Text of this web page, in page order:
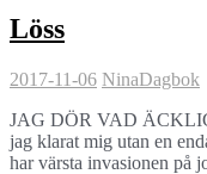
Löss
2017-11-06 NinaDagbok
JAG DÖR VAD
jag klarat mig utan en
har värsta invasionen på